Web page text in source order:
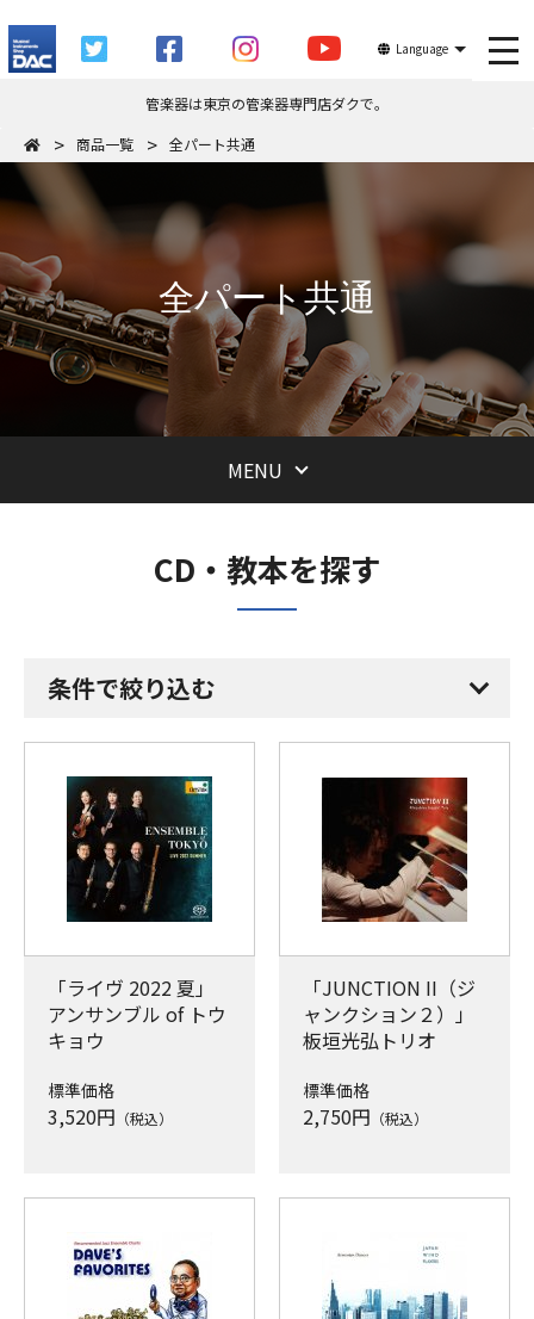
Language
管楽器は東京の管楽器専門店ダクで。
商品一覧
全パート共通
全パート共通
MENU
CD・教本を探す
条件で絞り込む
「ライヴ 2022 夏」
アンサンブル of トウ
キョウ
標準価格
3,520円 （税込）
「JUNCTION II（ジ
ャンクション２）」
板垣光弘トリオ
標準価格
2,750円 （税込）